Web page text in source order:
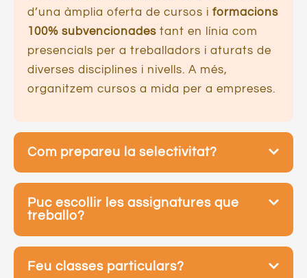
d’una àmplia oferta de cursos i formacions
100% subvencionades tant en línia com
presencials per a treballadors i aturats de
diverses disciplines i nivells. A més,
organitzem cursos a mida per a empreses.
Com prepareu la selectivitat?
Puc escollir les assignatures que
treballo?
Feu classes particulars?